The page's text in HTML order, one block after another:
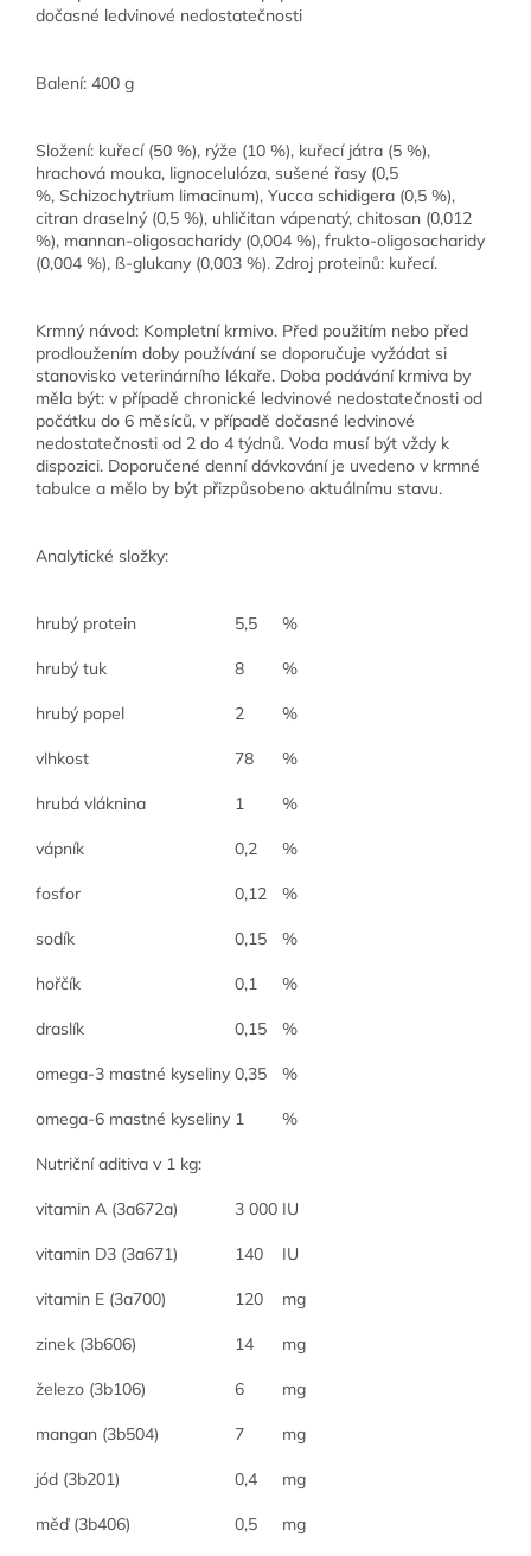
dočasné ledvinové nedostatečnosti
Balení: 400 g
Složení: kuřecí (50 %), rýže (10 %), kuřecí játra (5 %),
hrachová mouka, lignocelulóza, sušené řasy (0,5
%, Schizochytrium limacinum), Yucca schidigera (0,5 %),
citran draselný (0,5 %), uhličitan vápenatý, chitosan (0,012
%), mannan-oligosacharidy (0,004 %), frukto-oligosacharidy
(0,004 %), ß-glukany (0,003 %). Zdroj proteinů: kuřecí.
Krmný návod: Kompletní krmivo. Před použitím nebo před
prodloužením doby používání se doporučuje vyžádat si
stanovisko veterinárního lékaře. Doba podávání krmiva by
měla být: v případě chronické ledvinové nedostatečnosti od
počátku do 6 měsíců, v případě dočasné ledvinové
nedostatečnosti od 2 do 4 týdnů. Voda musí být vždy k
dispozici. Doporučené denní dávkování je uvedeno v krmné
tabulce a mělo by být přizpůsobeno aktuálnímu stavu.
Analytické složky:
hrubý protein 5,5 %
hrubý tuk 8 %
hrubý popel 2 %
vlhkost 78 %
hrubá vláknina 1 %
vápník 0,2 %
fosfor 0,12 %
sodík 0,15 %
hořčík 0,1 %
draslík 0,15 %
omega-3 mastné kyseliny 0,35 %
omega-6 mastné kyseliny 1 %
Nutriční aditiva v 1 kg:
vitamin A (3a672a) 3 000 IU
vitamin D3 (3a671) 140 IU
vitamin E (3a700) 120 mg
zinek (3b606) 14 mg
železo (3b106) 6 mg
mangan (3b504) 7 mg
jód (3b201) 0,4 mg
měď (3b406) 0,5 mg